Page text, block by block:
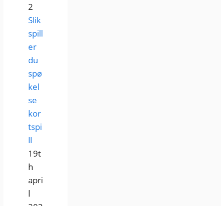
2
Slik
spill
er
du
spø
kel
se
kor
tspi
ll
19t
h
apri
l